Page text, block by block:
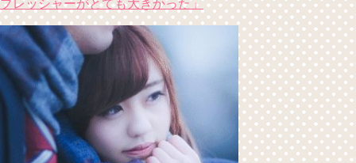
プレッシャーがとても大きかった」